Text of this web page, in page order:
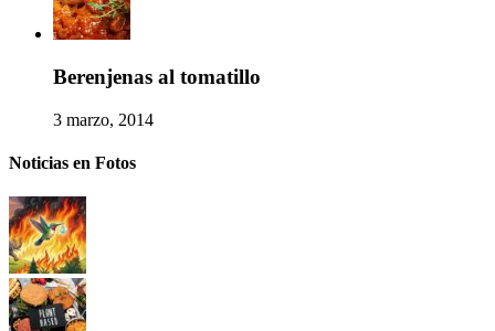
Berenjenas al tomatillo
3 marzo, 2014
Noticias en Fotos